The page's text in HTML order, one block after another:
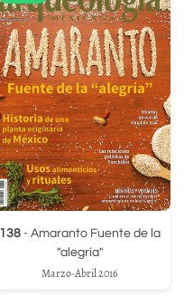
138- Amaranto Fuente de la
"alegría"
Marzo-Abril 2016